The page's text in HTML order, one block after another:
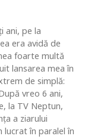
ani, pe la
era avidă de
foarte multă
lansarea mea în
de simplă:
vreo 6 ani,
la TV Neptun,
a ziarului
lucrat în paralel în